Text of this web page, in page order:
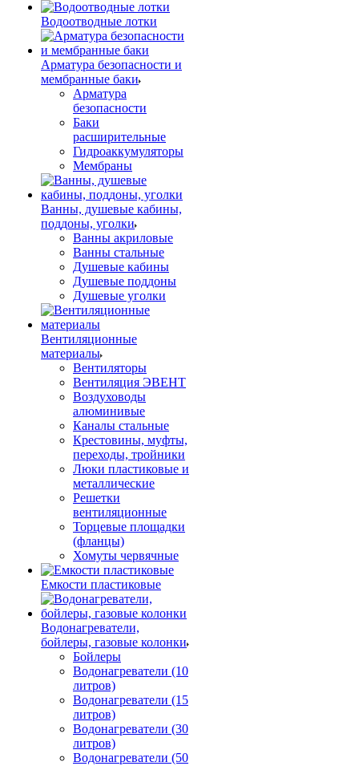
Водоотводные лотки
Арматура безопасности и
мембранные баки
Арматура
безопасности
Баки
расширительные
Гидроаккумуляторы
Мембраны
Ванны, душевые кабины,
поддоны, уголки
Ванны акриловые
Ванны стальные
Душевые кабины
Душевые поддоны
Душевые уголки
Вентиляционные
материалы
Вентиляторы
Вентиляция ЭВЕНТ
Воздуховоды
алюминивые
Каналы стальные
Крестовины, муфты,
переходы, тройники
Люки пластиковые и
металлические
Решетки
вентиляционные
Торцевые площадки
(фланцы)
Хомуты червячные
Емкости пластиковые
Водонагреватели,
бойлеры, газовые колонки
Бойлеры
Водонагреватели (10
литров)
Водонагреватели (15
литров)
Водонагреватели (30
литров)
Водонагреватели (50